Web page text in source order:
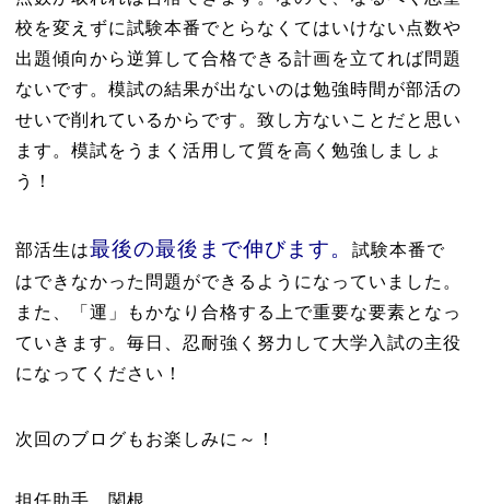
校を変えずに試験本番でとらなくてはいけない点数や
出題傾向から逆算して合格できる計画を立てれば問題
ないです。模試の結果が出ないのは勉強時間が部活の
せいで削れているからです。致し方ないことだと思い
ます。模試をうまく活用して質を高く勉強しましょ
う！
部活生は最後の最後まで伸びます。
試験本番で
はできなかった問題ができるようになっていました。
また、「運」もかなり合格する上で重要な要素となっ
ていきます。毎日、忍耐強く努力して大学入試の主役
になってください！
次回のブログもお楽しみに～！
担任助手 関根